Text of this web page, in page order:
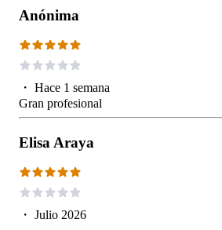
Anónima
・ Hace 1 semana
Gran profesional
Elisa Araya
・ Julio 2026